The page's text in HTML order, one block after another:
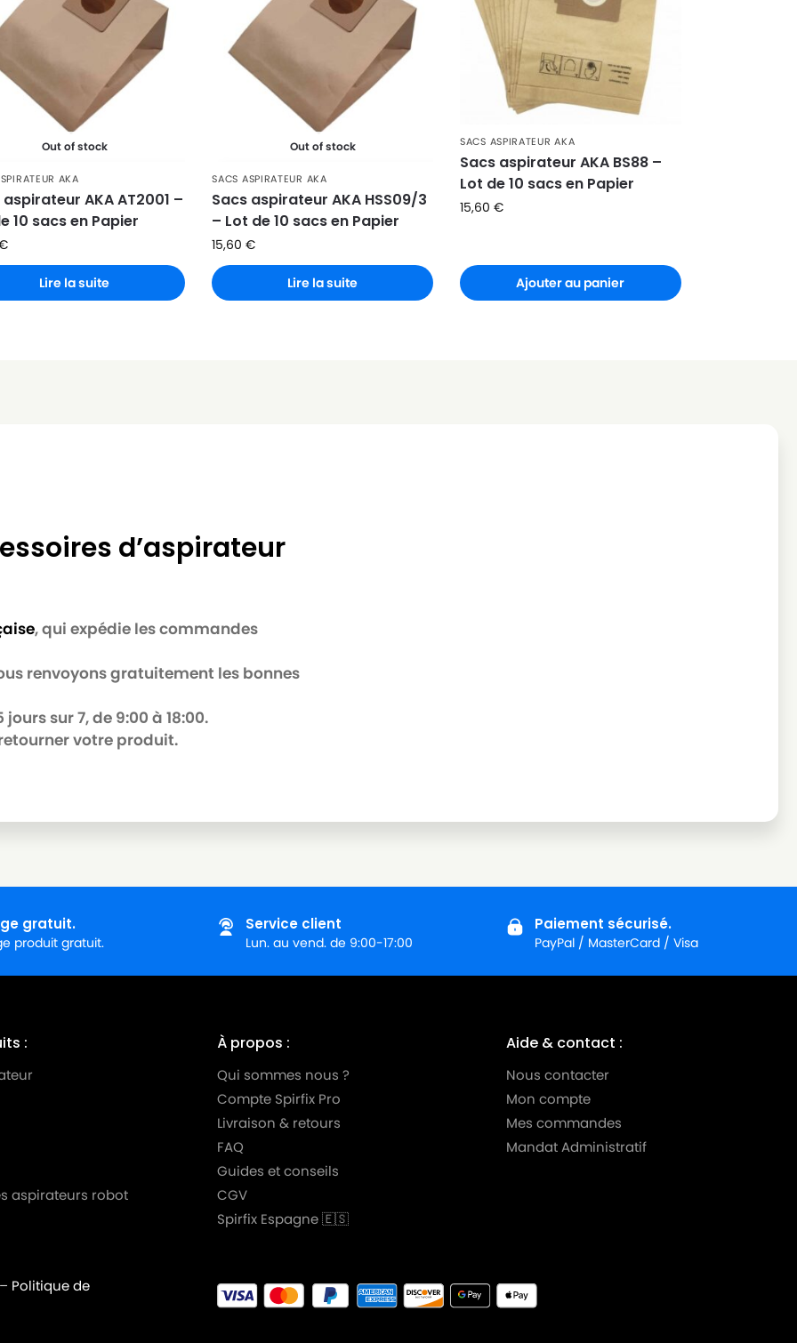
Out of stock
AKA
aspirateur AKA AT2001 –
10 sacs en Papier
Lire la suite
Out of stock
SACS ASPIRATEUR AKA
Sacs aspirateur AKA HSS09/3
– Lot de 10 sacs en Papier
15,60€
Lire la suite
SACS ASPIRATEUR AKA
Sacs aspirateur AKA BS88 –
Lot de 10 sacs en Papier
15,60€
Ajouter au panier
d’aspirateur
, qui expédie les commandes
renvoyons gratuitement les bonnes
sur 7, de 9:00 à 18:00.
votre produit.
gratuit.
produit gratuit.
Service client
Lun. au vend. de 9:00-17:00
Paiement sécurisé.
PayPal / MasterCard / Visa
:
aspirateurs robot
À propos :
Qui sommes nous ?
Compte Spirfix Pro
Livraison & retours
FAQ
Guides et conseils
CGV
Spirfix Espagne 🇪🇸
Aide & contact :
Nous contacter
Mon compte
Mes commandes
Mandat Administratif
– Politique de